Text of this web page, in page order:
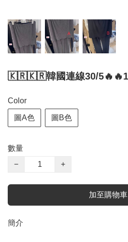
🇰🇷🇰🇷韓國連線30/
Color
圖A色 圖B色
數量
−
+
加至購物車
簡介